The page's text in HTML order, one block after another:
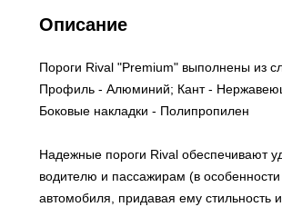
Описание
Пороги Rival "Premium" выполнены из
Профиль - Алюминий; Кант -
Боковые накладки - Полипропилен
Надежные пороги Rival обеспечивают
водителю и пассажирам (в
автомобиля, придавая ему стильность